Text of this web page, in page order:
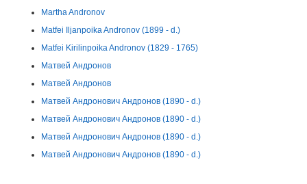
Martha Andronov
Matfei Iljanpoika Andronov (1899 - d.)
Matfei Kirilinpoika Andronov (1829 - 1765)
Матвей Андронов
Матвей Андронов
Матвей Андронович Андронов (1890 - d.)
Матвей Андронович Андронов (1890 - d.)
Матвей Андронович Андронов (1890 - d.)
Матвей Андронович Андронов (1890 - d.)